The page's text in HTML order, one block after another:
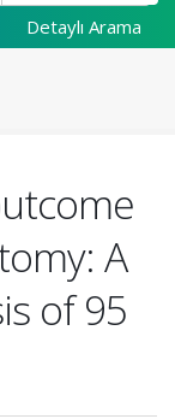
Detaylı Arama
A
of 95